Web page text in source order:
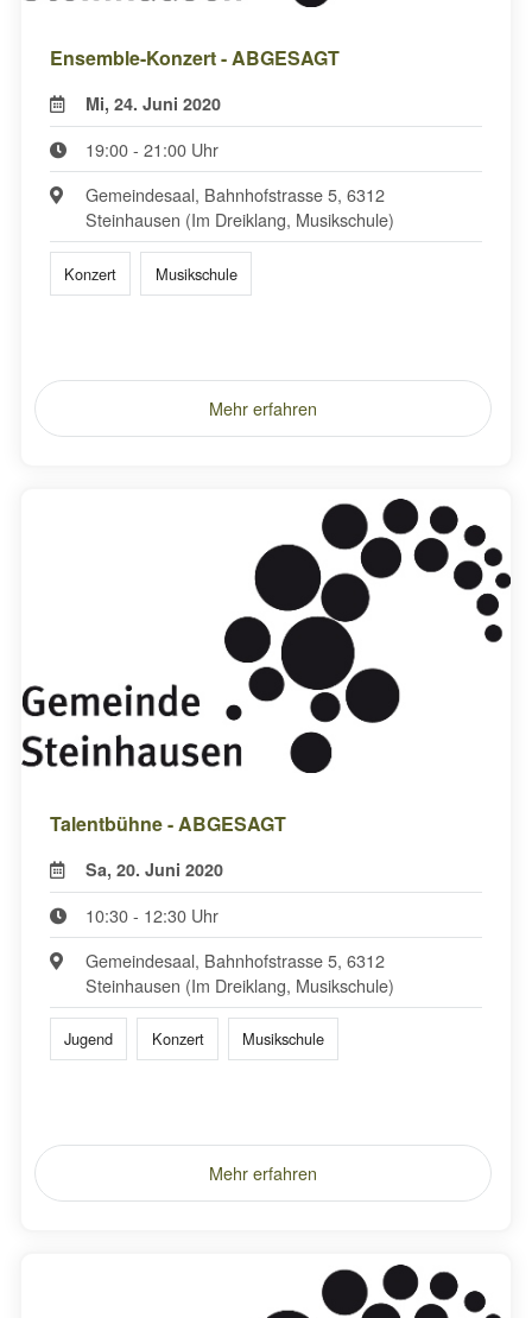
Ensemble-Konzert - ABGESAGT
Mi, 24. Juni 2020
19:00 - 21:00 Uhr
Gemeindesaal, Bahnhofstrasse 5, 6312
Steinhausen (Im Dreiklang, Musikschule)
Konzert Musikschule
Mehr erfahren
Talentbühne - ABGESAGT
Sa, 20. Juni 2020
10:30 - 12:30 Uhr
Gemeindesaal, Bahnhofstrasse 5, 6312
Steinhausen (Im Dreiklang, Musikschule)
Jugend Konzert Musikschule
Mehr erfahren